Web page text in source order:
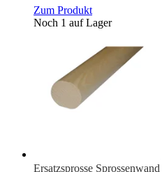
Zum Produkt
Noch 1 auf Lager
Ersatzsprosse Sprossenwand